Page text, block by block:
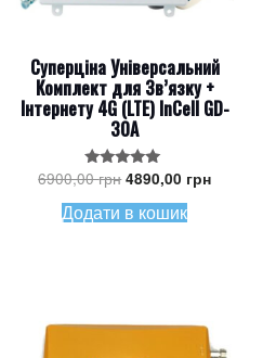
Суперціна Універсальний
Комплект для Зв’язку +
Інтернету 4G (LTE) InCell GD-
30A
Оцінено в
з 5
6900,00грнОригінальна
6900,00 грн.
4890,00 грнПоточна
Додати в кошик